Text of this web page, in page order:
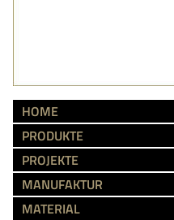
HOME
PRODUKTE
PROJEKTE
MANUFAKTUR
MATERIAL